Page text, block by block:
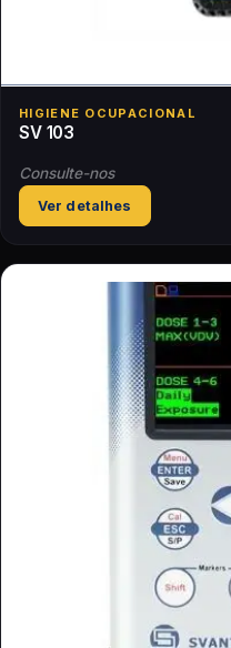
HIGIENE OCUPACIONAL
SV 103
Consulte-nos
Ver detalhes